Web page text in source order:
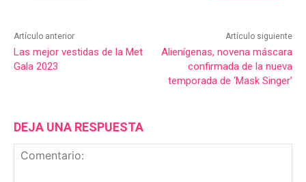
Artículo anterior
Las mejor vestidas de la Met
Gala 2023
Artículo siguiente
Alienígenas, novena máscara
confirmada de la nueva
temporada de ‘Mask Singer’
DEJA UNA RESPUESTA